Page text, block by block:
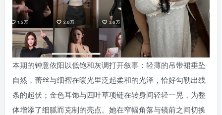
本期的钟意依阳以低饱和灰调打开叙事：轻薄的吊带裙垂坠
自然，蕾丝与细褶在暖光里泛起柔和的光泽，恰好勾勒出线
条的起伏；金色耳饰与四叶草项链在转身间轻轻一晃，为整
体增添了细腻而克制的亮点。她在窄幅角落与镜前之间切换